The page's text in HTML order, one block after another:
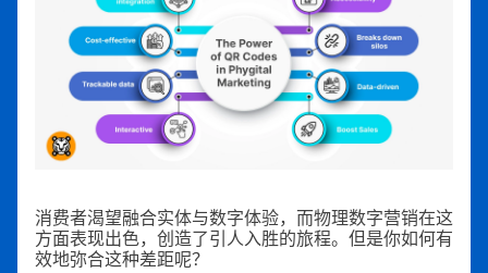
消费者渴望融合实体与数字体验，而物理数字营销在这
方面表现出色，创造了引人入胜的旅程。但是你如何有
效地弥合这种差距呢？